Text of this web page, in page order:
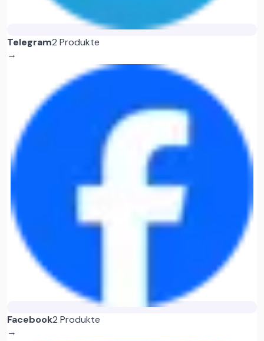
Telegram2 Produkte
→
Facebook2 Produkte
→